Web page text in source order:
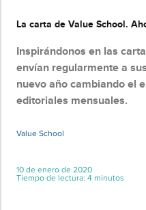
La carta de Value School.
Inspirándonos en las
envían regularmente a
nuevo año cambiando el
editoriales mensuales.
Value School
10 de enero de 2020
Tiempo de lectura: 4 minutos